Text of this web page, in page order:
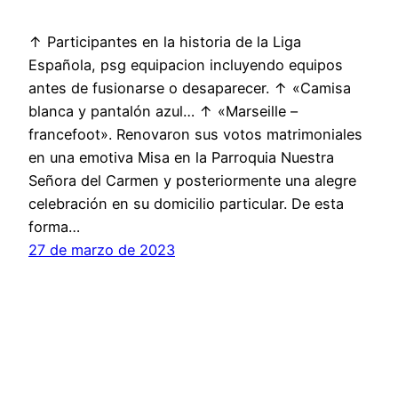
↑ Participantes en la historia de la Liga
Española, psg equipacion incluyendo equipos
antes de fusionarse o desaparecer. ↑ «Camisa
blanca y pantalón azul… ↑ «Marseille –
francefoot». Renovaron sus votos matrimoniales
en una emotiva Misa en la Parroquia Nuestra
Señora del Carmen y posteriormente una alegre
celebración en su domicilio particular. De esta
forma…
27 de marzo de 2023